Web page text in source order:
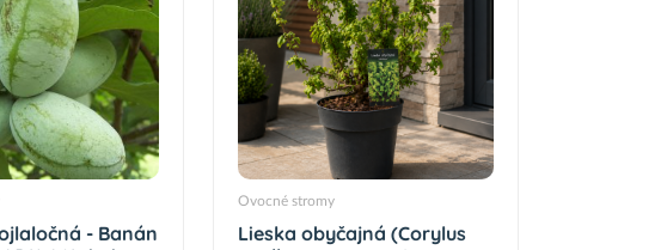
- Banán
Ovocné stromy
Lieska obyčajná (Corylus